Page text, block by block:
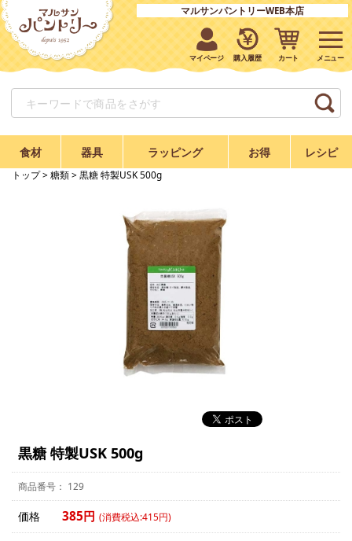
マルサンパントリーWEB本店
マイページ 購入履歴 カート
食材 器具 ラッピング お得 レシピ
トップ> 糖類> 黒糖 特製USK 500g
黒糖 特製USK 500g
129
価格 385円 (消費税込:415円)